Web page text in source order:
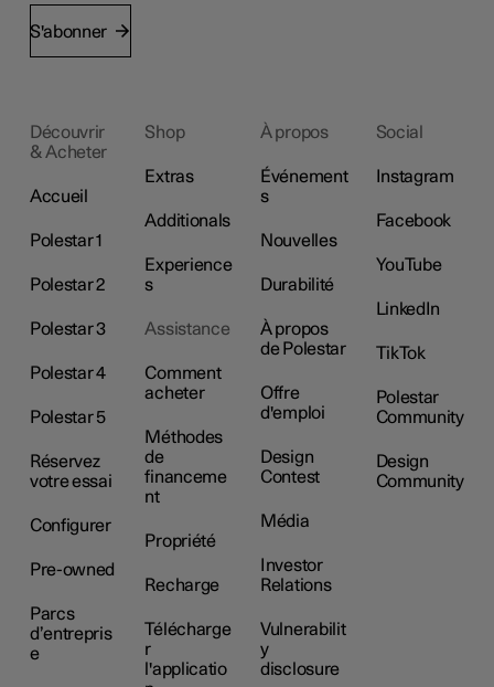
S'abonner
Découvrir
& Acheter
Accueil
Polestar 1
Polestar 2
Polestar 3
Polestar 4
Polestar 5
Réservez
votre essai
Configurer
Pre-owned
Parcs
d’entrepris
e
Shop
Extras
Additionals
Experience
s
Assistance
Comment
acheter
Méthodes
de
financeme
nt
Propriété
Recharge
Télécharge
r
l'applicatio
À propos
Événement
s
Nouvelles
Durabilité
À propos
de Polestar
Offre
d'emploi
Design
Contest
Média
Investor
Relations
Vulnerabilit
y
disclosure
Social
Instagram
Facebook
YouTube
LinkedIn
TikTok
Polestar
Community
Design
Community